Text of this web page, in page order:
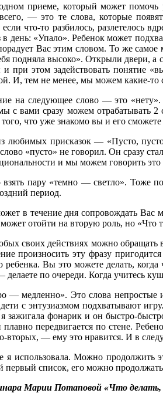
приеме, который может
— это те слова, которые
что-то разбилось, разлетелось
в день: «Упало». Ребенок может
Вас этим словом. То же
подняла высоко». Открыли двери, а
при этом задействовать понятие
И, тем не менее, мы можем какие-то
на следующее слово — это
с вами сразу можем отрабатывать
что уже знакомо вы и его сможете
присказок — «Пусто,
«пусто» не говорил. Он сразу
и мы можем говорить
пару «темно — светло». Тоже
период.
в течение дня сопровождать
отойти на вторую роль, но «Что
своих действиях можно обращать
произносить эту фразу
ребенка. Вы это можете делать,
по очереди. Когда учитесь
— медленно». Это слова непростые
с энтузиазмом подхватывают
зажигала фонарик и он быстро-
передвигается по стене.
вторых, — ему это нравится. И в
я использовала. Можно продолжить
первый список, его можно
Марии Потаповой «Что делать,